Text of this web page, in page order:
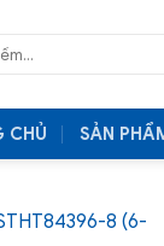
CHỦ SẢN